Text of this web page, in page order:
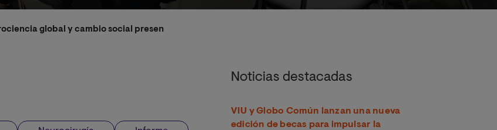
global y cambio social presenta su segundo informe
Noticias destacadas
VIU y Globo Común lanzan una nueva
edición de becas para impulsar la